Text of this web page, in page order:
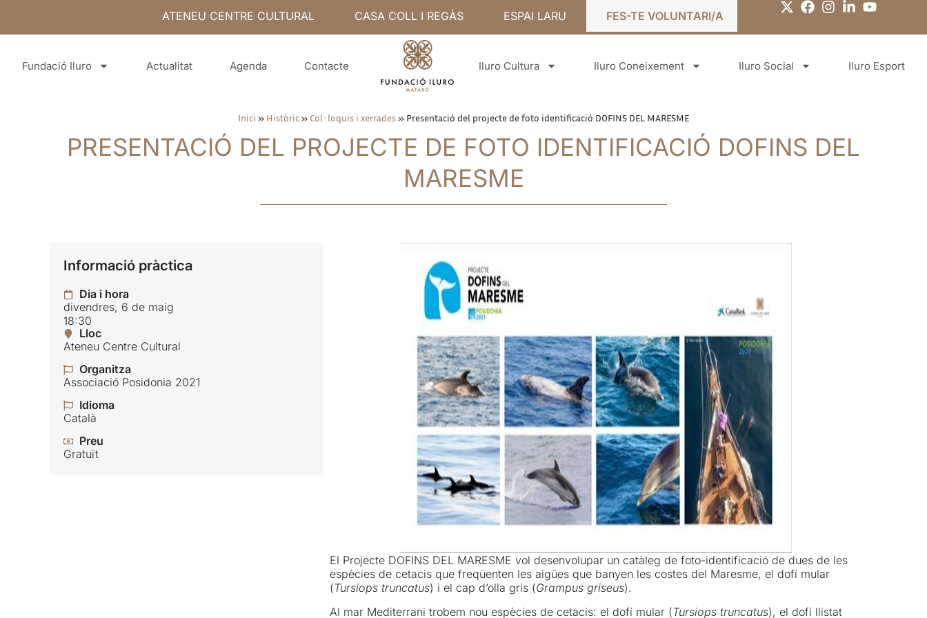
ATENEU CENTRE CULTURAL CASA COLL I REGÀS ESPAI LARU FES-TE VOLUNTARI/A
Fundació Iluro Actualitat Agenda Contacte Iluro Cultura Iluro Coneixement Iluro Social Iluro Esport
Inici » Històric» Col·loquis i xerrades» Presentació del projecte de foto identificació DOFINS DEL MARESME
PRESENTACIÓ DEL PROJECTE DE FOTO IDENTIFICACIÓ DOFINS DEL
MARESME
Informació pràctica
Dia i hora
divendres, 6 de maig
18:30
Lloc
Ateneu Centre Cultural
Organitza
Associació Posidonia 2021
Idioma
Català
Preu
Gratuït
El Projecte DOFINS DEL MARESME vol desenvolupar un catàleg de foto-identificació de dues de les
espècies de cetacis que freqüenten les aigües que banyen les costes del Maresme, el dofí mular
(Tursiops truncatus) i el cap d’olla gris (Grampus griseus).
Al mar Mediterrani trobem nou espècies de cetacis: el dofí mular (Tursiops truncatus), el dofí llistat